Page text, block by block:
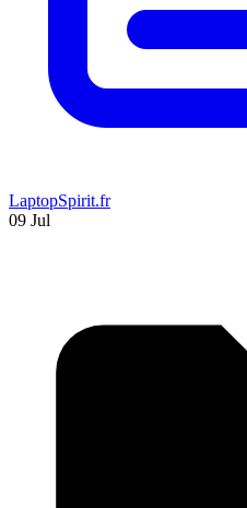
LaptopSpirit.fr
09 Jul